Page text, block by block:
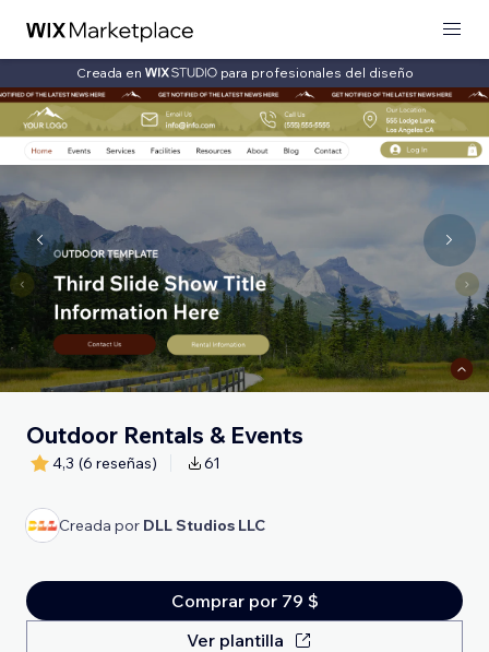
Creada en para profesionales del diseño
Outdoor Rentals & Events
4,3 (6 reseñas) 61
Creada por DLL Studios LLC
Comprar por 79 $
Ver plantilla